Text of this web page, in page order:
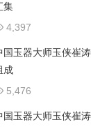
集
4,397
国玉器大师玉侠崔
成
5,476
国玉器大师玉侠崔